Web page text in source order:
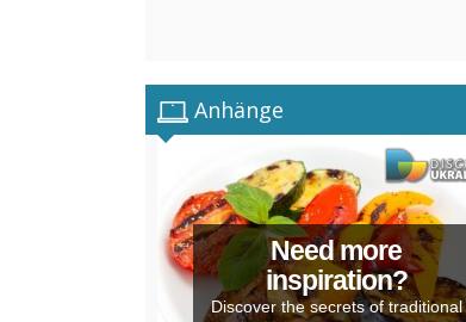
Anhänge
Need more
inspiration?
Discover the secrets of traditional